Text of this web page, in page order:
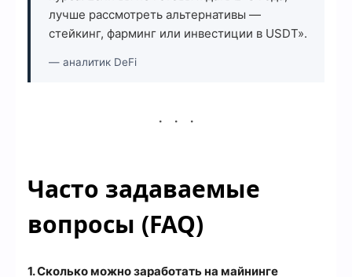
лучше рассмотреть альтернативы —
стейкинг, фарминг или инвестиции в USDT».
— аналитик DeFi
Часто задаваемые
вопросы (FAQ)
1. Сколько можно заработать на майнинге